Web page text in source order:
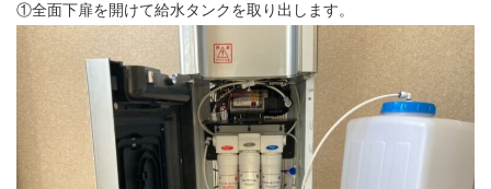
①全面下扉を開けて給水タンクを取り出します。